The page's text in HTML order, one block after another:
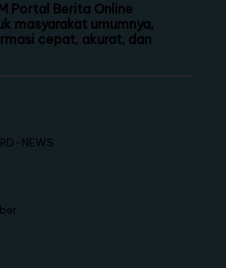
Portal Berita Online
masyarakat umumnya,
cepat, akurat, dan
NEWS